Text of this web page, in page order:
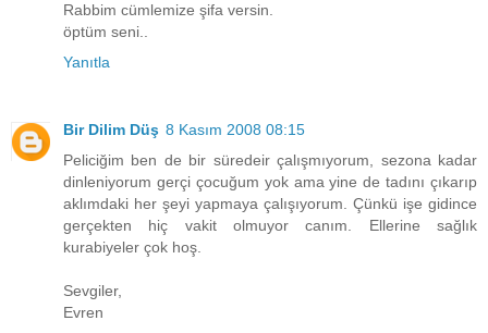
Rabbim cümlemize şifa versin.
öptüm seni..
Yanıtla
Bir Dilim Düş 8 Kasım 2008 08:15
Peliciğim ben de bir süredeir çalışmıyorum, sezona kadar
dinleniyorum gerçi çocuğum yok ama yine de tadını çıkarıp
aklımdaki her şeyi yapmaya çalışıyorum. Çünkü işe gidince
gerçekten hiç vakit olmuyor canım. Ellerine sağlık
kurabiyeler çok hoş.
Sevgiler,
Evren